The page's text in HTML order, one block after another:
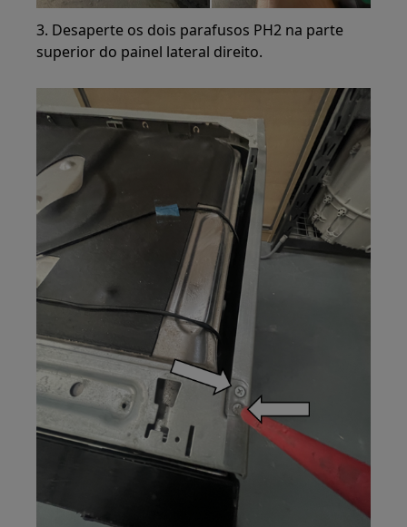
3. Desaperte os dois parafusos PH2 na parte
superior do painel lateral direito.